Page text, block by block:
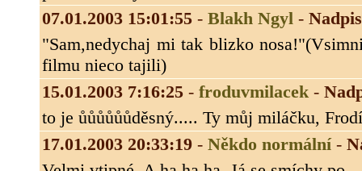
07.01.2003 15:01:55 - Blakh Ngyl -
"Sam,nedychaj mi tak blizko
filmu nieco tajili)
15.01.2003 7:16:25 - froduvmilacek -
to je ůůůůůůděsný..... Ty můj miláčku,
17.01.2003 20:33:19 - Někdo normální-